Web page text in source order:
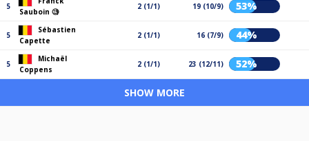
5
Sauboin 🧐
2 (1/1) 19 (10/9) 53%
5
Sébastien
Capette
2 (1/1) 16 (7/9) 44%
5
Michaël
Coppens
2 (1/1) 23 (12/11) 52%
SHOW MORE